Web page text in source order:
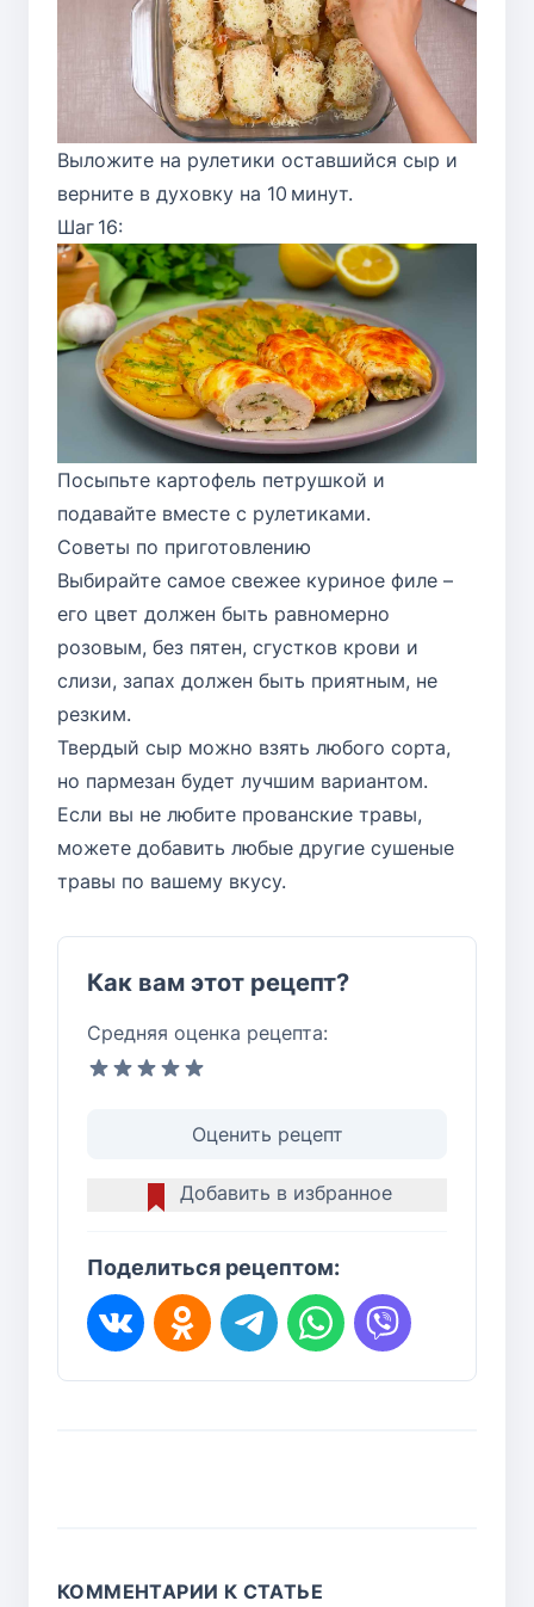
Выложите на рулетики оставшийся сыр и
верните в духовку на 10 минут.
Шаг 16:
Посыпьте картофель петрушкой и
подавайте вместе с рулетиками.
Советы по приготовлению
Выбирайте самое свежее куриное филе –
его цвет должен быть равномерно
розовым, без пятен, сгустков крови и
слизи, запах должен быть приятным, не
резким.
Твердый сыр можно взять любого сорта,
но пармезан будет лучшим вариантом.
Если вы не любите прованские травы,
можете добавить любые другие сушеные
травы по вашему вкусу.
Как вам этот рецепт?
Средняя оценка рецепта:
Оценить рецепт
Добавить в избранное
Поделиться рецептом:
КОММЕНТАРИИ К СТАТЬЕ